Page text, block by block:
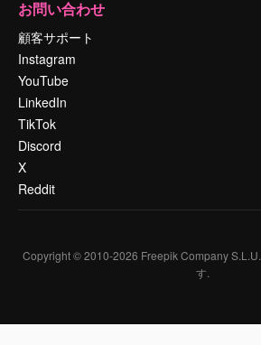
お問い合わせ
顧客サポート
Instagram
YouTube
LinkedIn
TikTok
Discord
X
Reddit
Copyright © 2010-2026 Freepik Company S.L.U.
す.